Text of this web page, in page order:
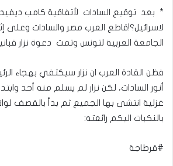
* بعد توقيع السادات لأتفاقية كامب ديفيد
لاسرائيل؟!قاطع العرب مصر والسادات وعلى
الجامعة العربية لتونس وتمت دعوة نزار
فظن القادة العرب ان نزار سيكتفي بهجاء
أنور السادات، لكن نزار لم يسلم منه أحد
غزلية انتشى بها الجميع ثم بدأ بالقصف
بالنكبات اليكم رائعته:
#قرطاجة